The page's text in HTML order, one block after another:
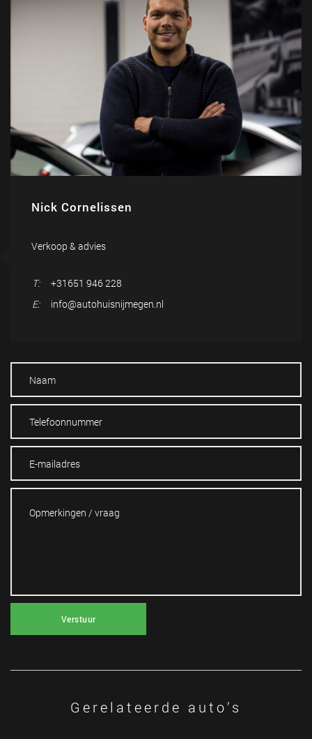
Nick Cornelissen
Verkoop & advies
T:
+31651 946 228
E:
info@autohuisnijmegen.nl
Verstuur
Gerelateerde auto’s